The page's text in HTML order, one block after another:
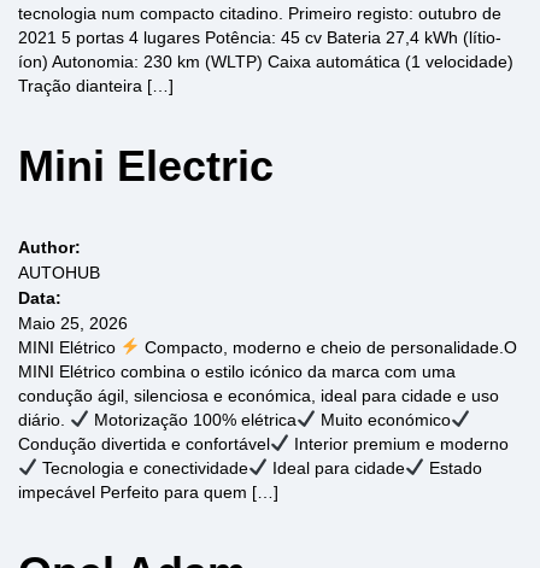
tecnologia num compacto citadino. Primeiro registo: outubro de
2021 5 portas 4 lugares Potência: 45 cv Bateria 27,4 kWh (lítio-
íon) Autonomia: 230 km (WLTP) Caixa automática (1 velocidade)
Tração dianteira […]
Mini Electric
Author:
AUTOHUB
Data:
Maio 25, 2026
MINI Elétrico
Compacto, moderno e cheio de personalidade.O
MINI Elétrico combina o estilo icónico da marca com uma
condução ágil, silenciosa e económica, ideal para cidade e uso
diário.
Motorização 100% elétrica
Muito económico
Condução divertida e confortável
Interior premium e moderno
Tecnologia e conectividade
Ideal para cidade
Estado
impecável Perfeito para quem […]